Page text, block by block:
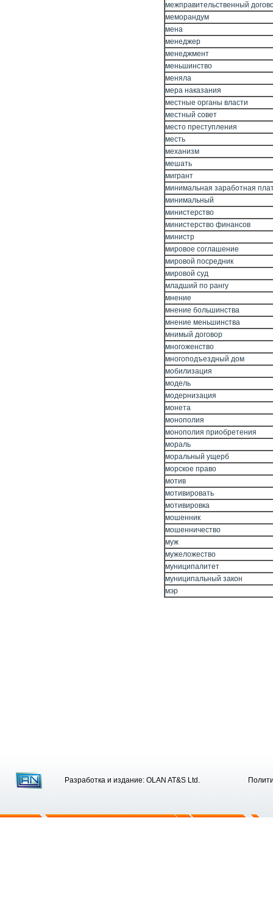
межправительственный
меморандум
мена
менеджер
менеджмент
меньшинство
меняла
мера наказания
местные органы власти
местный совет
место преступления
месть
механизм
мешать
мигрант
минимальная заработная
минимальный
министерство
министерство финансов
министр
мировое соглашение
мировой посредник
мировой суд
младший по рангу
мнение
мнение большинства
мнение меньшинства
мнимый договор
многоженство
многоподъездный дом
мобилизация
модель
модернизация
монета
монополия
монополия приобретения
мораль
моральный ущерб
морское право
мотив
мотивировать
мотивировка
мошенник
мошенничество
муж
мужеложество
муниципалитет
муниципальный закон
мэр
Разработка и издание: OLAN AT&S Ltd.